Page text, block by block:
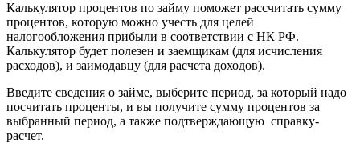
Калькулятор процентов по займу поможет рассчитать сумму
процентов, которую можно учесть для целей
налогообложения прибыли в соответствии с НК РФ.
Калькулятор будет полезен и заемщикам (для исчисления
расходов), и заимодавцу (для расчета доходов).
Введите сведения о займе, выберите период, за который надо
посчитать проценты, и вы получите сумму процентов за
выбранный период, а также подтверждающую справку-
расчет.